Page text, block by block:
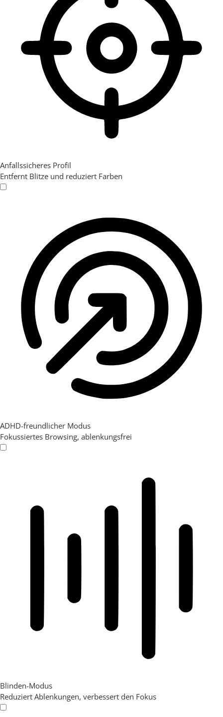
Anfallssicheres Profil
Entfernt Blitze und reduziert Farben
ADHD-freundlicher Modus
Fokussiertes Browsing, ablenkungsfrei
Blinden-Modus
Reduziert Ablenkungen, verbessert den Fokus